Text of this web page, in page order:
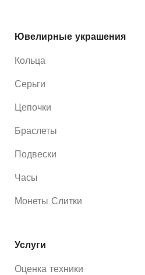
Ювелирные украшения
Кольца
Серьги
Цепочки
Браслеты
Подвески
Часы
Монеты Слитки
Услуги
Оценка техники